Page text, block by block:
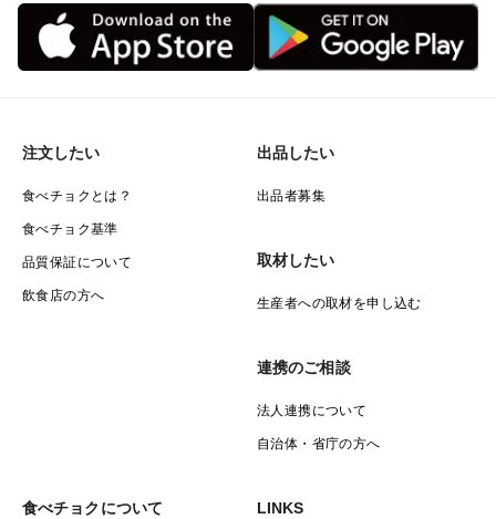
注文したい
食べチョクとは？
食べチョク基準
品質保証について
飲食店の方へ
出品したい
出品者募集
取材したい
生産者への取材を申し込む
連携のご相談
法人連携について
自治体・省庁の方へ
食べチョクについて LINKS